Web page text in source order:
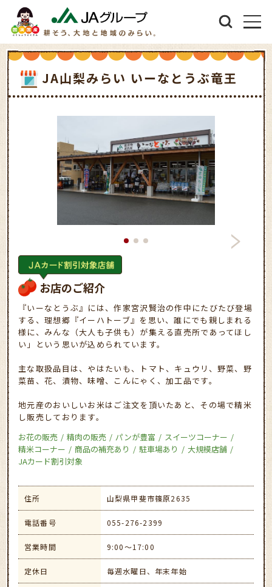
JA山梨みらい いーなとうぶ竜王
お店のご紹介
『いーなとうぶ』には、作家宮沢賢治の作中にたびたび登場
する、理想郷『イーハトーブ』を思い、誰にでも親しまれる
様に、みんな（大人も子供も）が集える直売所であってほし
い」という思いが込められています。
主な取扱品目は、やはたいも、トマト、キュウリ、野菜、野
菜苗、花、漬物、味噌、こんにゃく、加工品です。
地元産のおいしいお米はご注文を頂いたあと、その場で精米
し販売しております。
お花の販売
精肉の販売 パンが豊富
スイーツコーナー
精米コーナー
商品の補充あり 駐車場あり
大規模店舗
JAカード割引対象
住所 山梨県甲斐市篠原2635
電話番号 055-276-2399
営業時間 9:00～17:00
定休日 毎週水曜日、年末年始